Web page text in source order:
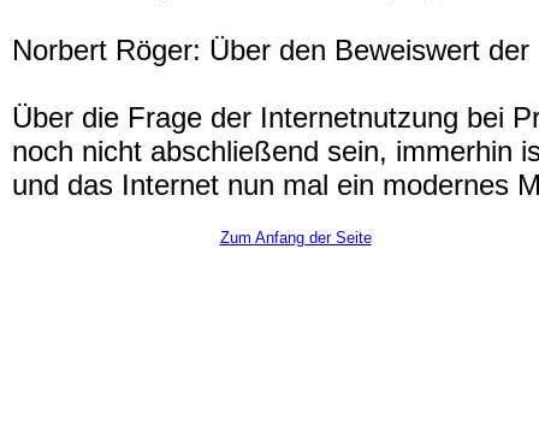
Norbert Röger: Über den Beweiswert
Über die Frage der Internetnutzung bei
noch nicht abschließend sein, immerhin
und das Internet nun mal ein modernes
Zum Anfang der Seite